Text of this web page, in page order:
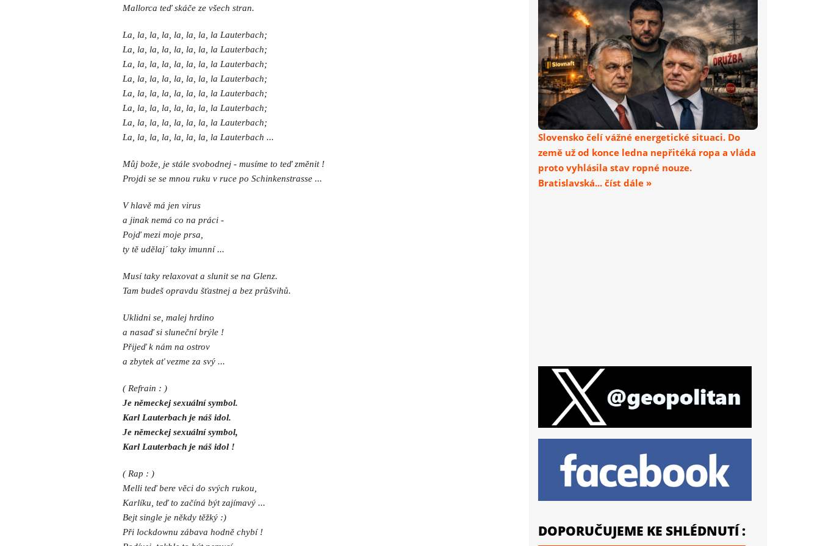
Mallorca teď skáče ze všech stran.
La, la, la, la, la, la, la, la Lauterbach;
La, la, la, la, la, la, la, la Lauterbach;
La, la, la, la, la, la, la, la Lauterbach;
La, la, la, la, la, la, la, la Lauterbach;
La, la, la, la, la, la, la, la Lauterbach;
La, la, la, la, la, la, la, la Lauterbach;
La, la, la, la, la, la, la, la Lauterbach;
La, la, la, la, la, la, la, la Lauterbach ...
Můj bože, je stále svobodnej - musíme to teď změnit !
Projdi se se mnou ruku v ruce po Schinkenstrasse ...
V hlavě má jen virus
a jinak nemá co na práci -
Pojď mezi moje prsa,
ty tě udělaj´ taky imunní ...
Musí taky relaxovat a slunit se na Glenz.
Tam budeš opravdu šťastnej a bez průšvihů.
Uklidni se, malej hrdino
a nasaď si sluneční brýle !
Přijeď k nám na ostrov
a zbytek ať vezme za svý ...
( Refrain : )
Je německej sexuální symbol.
Karl Lauterbach je náš idol.
Je německej sexuální symbol,
Karl Lauterbach je náš idol !
( Rap : )
Melli teď bere věci do svých rukou,
Karlíku, teď to začíná být zajímavý ...
Bejt single je někdy těžký :)
Při lockdownu zábava hodně chybí !
Slovensko čelí vážné energetické situaci. Do
země už od konce ledna nepřitéká ropa a vláda
proto vyhlásila stav ropné nouze.
Bratislavská... číst dále »
DOPORUČUJEME KE SHLÉDNUTÍ :